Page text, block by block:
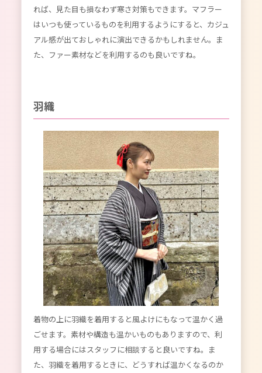
れば、見た目も損なわず寒さ対策もできます。マフラー
はいつも使っているものを利用するようにすると、カジュ
アル感が出ておしゃれに演出できるかもしれません。ま
た、ファー素材などを利用するのも良いですね。
羽織
着物の上に羽織を着用すると風よけにもなって温かく過
ごせます。素材や構造も温かいものもありますので、利
用する場合にはスタッフに相談すると良いですね。ま
た、羽織を着用するときに、どうすれば温かくなるのか